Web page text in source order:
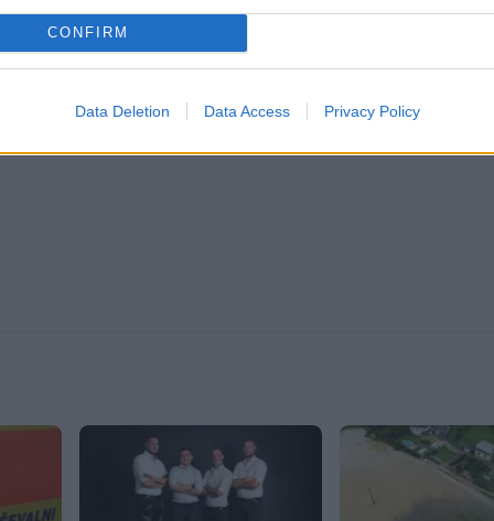
CONFIRM
Data Deletion Data Access Privacy Policy